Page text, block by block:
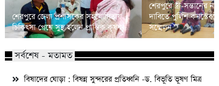
শেরপুরে জেলা প্রশাসকের সহযোগিতায়
চিকিৎসা পেয়ে সুস্থ হলেন প্রান্তিক কৃষক
শেরপুরে স্ত্রী-সন্তানের
দাবিতে পুলিশ
সম্মেলন
সর্বশেষ - মতামত
বিষাদের ঘোড়া : বিষন্ন সুন্দরের প্রতিধ্বনি -ড. বিভূতি ভূষণ মিত্র